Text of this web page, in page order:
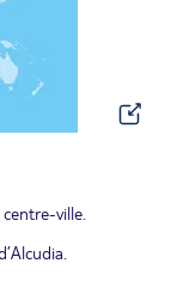
ville.